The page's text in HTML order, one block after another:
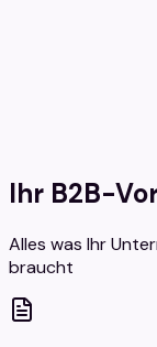
Ihr B2B-
Alles was Ihr
braucht